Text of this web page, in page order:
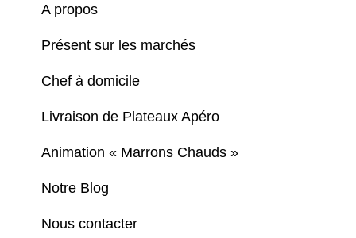
A propos
Présent sur les marchés
Chef à domicile
Livraison de Plateaux Apéro
Animation « Marrons Chauds »
Notre Blog
Nous contacter